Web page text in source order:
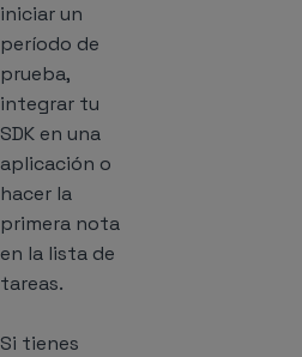
iniciar un
período de
prueba,
integrar tu
SDK en una
aplicación o
hacer la
primera nota
en la lista de
tareas.
Si tienes